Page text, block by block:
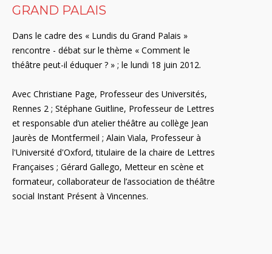
GRAND PALAIS
Dans le cadre des « Lundis du Grand Palais »
rencontre - débat sur le thème « Comment le
théâtre peut-il éduquer ? » ; le lundi 18 juin 2012.
Avec Christiane Page, Professeur des Universités,
Rennes 2 ; Stéphane Guitline, Professeur de Lettres
et responsable d’un atelier théâtre au collège Jean
Jaurès de Montfermeil ; Alain Viala, Professeur à
l'Université d'Oxford, titulaire de la chaire de Lettres
Françaises ; Gérard Gallego, Metteur en scène et
formateur, collaborateur de l’association de théâtre
social Instant Présent à Vincennes.